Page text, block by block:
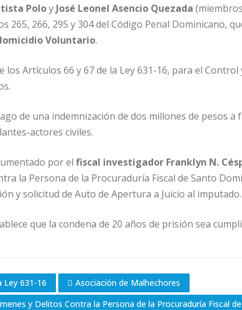
Poloy José Leonel Asencio Quezada
265, 266, 295 y 304 del Código Penal Dominicano,
Voluntario.
los Artículos 66 y 67 de la Ley 631-16, para el
de una indemnización de dos millones de pesos a
actores civiles.
por el fiscal investigador Franklyn N.
la Persona de la Procuraduría Fiscal de Santo
y solicitud de Auto de Apertura a Juicio al imputado.
que la condena de 20 años de prisión sea
Ley 631-16
Asociación de Malhechores
y Delitos Contra la Persona de la Procuraduría Fiscal